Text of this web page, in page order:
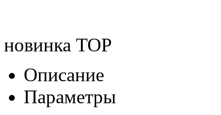
новинка TOP
Описание
Параметры